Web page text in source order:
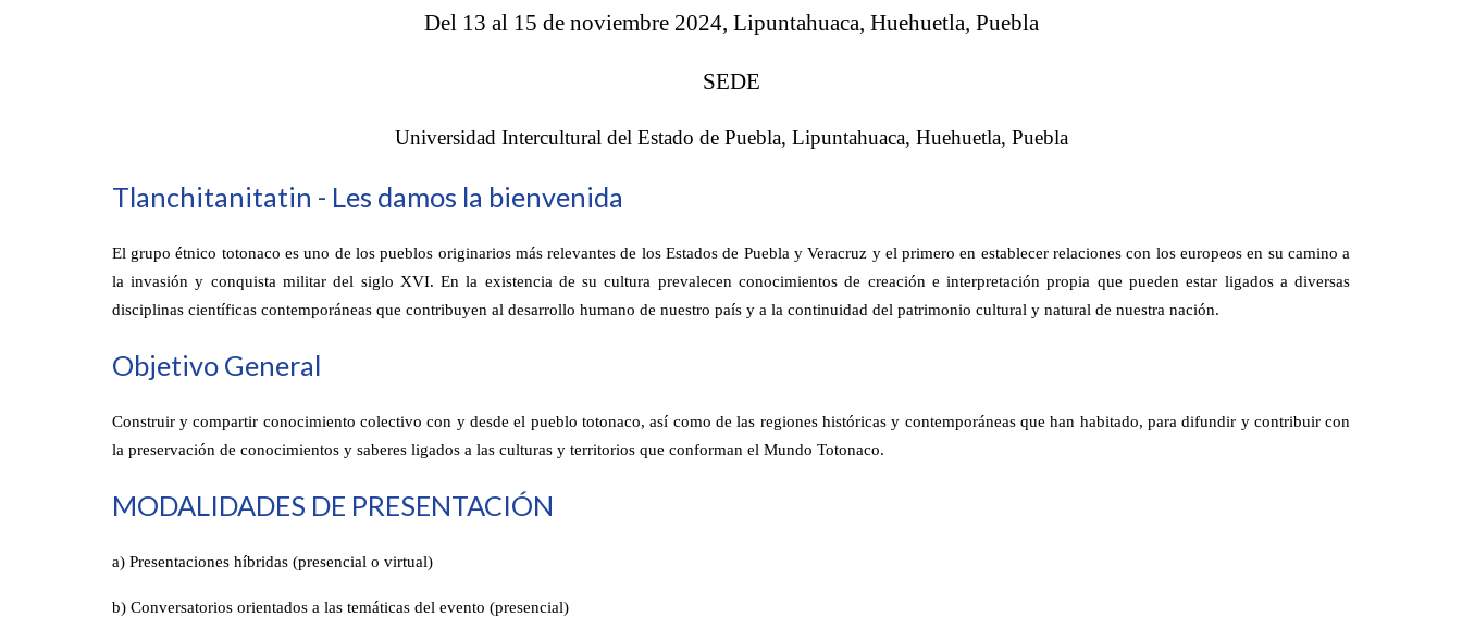
Del 13 al 15 de noviembre 2024, Lipuntahuaca, Huehuetla, Puebla
SEDE
Universidad Intercultural del Estado de Puebla, Lipuntahuaca, Huehuetla, Puebla
Tlanchitanitatin - Les damos la bienvenida
El grupo étnico totonaco es uno de los pueblos originarios más relevantes de los Estados de Puebla y Veracruz y el primero en establecer relaciones con los europeos en su camino a
la invasión y conquista militar del siglo XVI. En la existencia de su cultura prevalecen conocimientos de creación e interpretación propia que pueden estar ligados a diversas
disciplinas científicas contemporáneas que contribuyen al desarrollo humano de nuestro país y a la continuidad del patrimonio cultural y natural de nuestra nación.
Objetivo General
Construir y compartir conocimiento colectivo con y desde el pueblo totonaco, así como de las regiones históricas y contemporáneas que han habitado, para difundir y contribuir con
la preservación de conocimientos y saberes ligados a las culturas y territorios que conforman el Mundo Totonaco.
MODALIDADES DE PRESENTACIÓN
a) Presentaciones híbridas (presencial o virtual)
b) Conversatorios orientados a las temáticas del evento (presencial)